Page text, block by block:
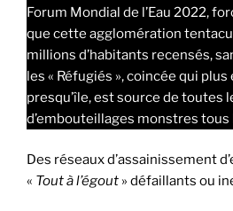
Forum Mondial de l’Eau 2022,
que cette agglomération
millions d’habitants recensés,
les « Réfugiés », coincée qui plus
presqu’île, est source de toutes
d’embouteillages monstres tous
Des réseaux d’assainissement
« Tout à l’égout » défaillants ou